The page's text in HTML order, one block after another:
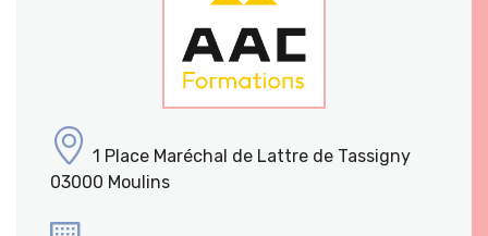
1 Place Maréchal de Lattre de Tassigny
03000 Moulins